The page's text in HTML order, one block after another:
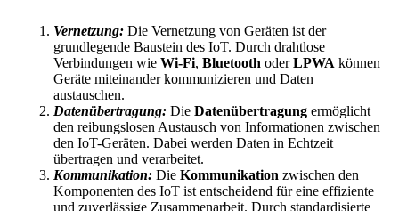
Vernetzung: Die Vernetzung von Geräten ist der
grundlegende Baustein des IoT. Durch drahtlose
Verbindungen wie Wi-Fi, Bluetooth oderLPWA können
Geräte miteinander kommunizieren und Daten
austauschen.
Datenübertragung: Die Datenübertragung ermöglicht
den reibungslosen Austausch von Informationen zwischen
den IoT-Geräten. Dabei werden Daten in Echtzeit
übertragen und verarbeitet.
Kommunikation: Die Kommunikation zwischen den
Komponenten des IoT ist entscheidend für eine effiziente
und zuverlässige Zusammenarbeit. Durch standardisierte